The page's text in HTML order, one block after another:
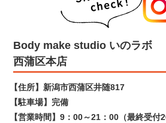
Body make studio いのラボ
西蒲区本店
【住所】 新潟市西蒲区井随817
【駐車場】 完備
【営業時間】 9：00～21：00（最終受付